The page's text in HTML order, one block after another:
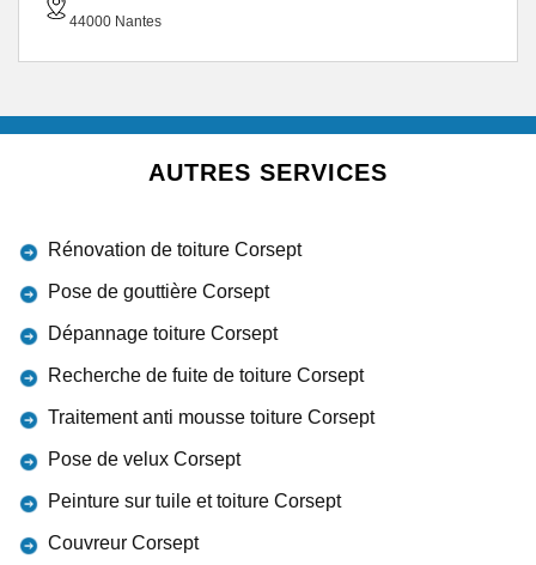
44000 Nantes
AUTRES SERVICES
Rénovation de toiture Corsept
Pose de gouttière Corsept
Dépannage toiture Corsept
Recherche de fuite de toiture Corsept
Traitement anti mousse toiture Corsept
Pose de velux Corsept
Peinture sur tuile et toiture Corsept
Couvreur Corsept